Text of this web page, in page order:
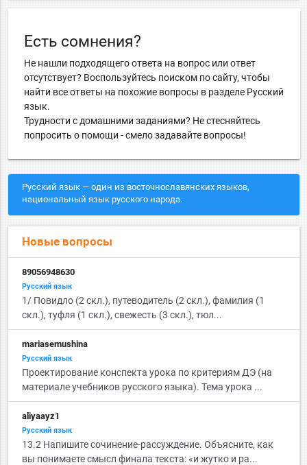
Есть сомнения?
Не нашли подходящего ответа на вопрос или ответ
отсутствует? Воспользуйтесь поиском по сайту, чтобы
найти все ответы на похожие вопросы в разделе Русский
язык.
Трудности с домашними заданиями? Не стесняйтесь
попросить о помощи - смело задавайте вопросы!
Русский язык — один из восточнославянских языков,
национальный язык русского народа.
Новые вопросы
89056948630
Русский язык
1/ Повидло (2 скл.), путеводитель (2 скл.), фамилия (1
скл.), туфля (1 скл.), свежесть (3 скл.), тюл...
mariasemushina
Русский язык
Проектирование конспекта урока по критериям ДЭ (на
материале учебников русского языка). Тема урока ...
aliyaayz1
Русский язык
13.2 Напишите сочинение-рассуждение. Объясните, как
вы понимаете смысл финала текста: «и жутко и ра...